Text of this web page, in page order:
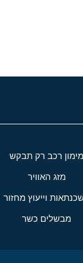
מימון רכב רק תבקש
מזג האוויר
וייעוץ מחזור
מבשלים כשר